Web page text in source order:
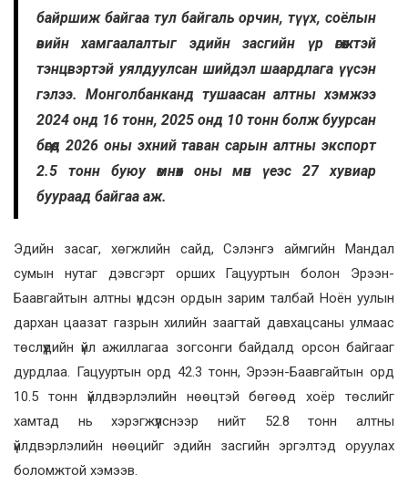
байршиж байгаа тул байгаль орчин, түүх, соёлын
өвийн хамгаалалтыг эдийн засгийн үр өгөөжтэй
тэнцвэртэй уялдуулсан шийдэл шаардлага үүсэн
гэлээ. Монголбанканд тушаасан алтны хэмжээ
2024 онд 16 тонн, 2025 онд 10 тонн болж буурсан
бөгөөд 2026 оны эхний таван сарын алтны экспорт
2.5 тонн буюу өмнөх оны мөн үеэс 27 хувиар
буураад байгаа аж.
Эдийн засаг, хөгжлийн сайд, Сэлэнгэ аймгийн Мандал
сумын нутаг дэвсгэрт орших Гацууртын болон Эрээн-
Баавгайтын алтны үндсэн ордын зарим талбай Ноён уулын
дархан цаазат газрын хилийн заагтай давхацсаны улмаас
төслүүдийн үйл ажиллагаа зогсонги байдалд орсон байгааг
дурдлаа. Гацууртын орд 42.3 тонн, Эрээн-Баавгайтын орд
10.5 тонн үйлдвэрлэлийн нөөцтэй бөгөөд хоёр төслийг
хамтад нь хэрэгжүүлснээр нийт 52.8 тонн алтны
үйлдвэрлэлийн нөөцийг эдийн засгийн эргэлтэд оруулах
боломжтой хэмээв.